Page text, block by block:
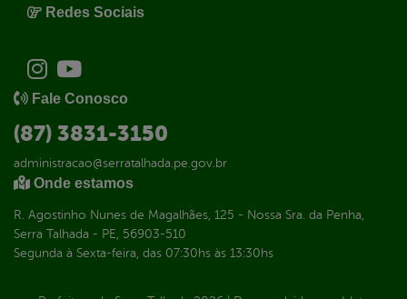
Redes Sociais
Fale Conosco
(87) 3831-3150
administracao@serratalhada.pe.gov.br
Onde estamos
R. Agostinho Nunes de Magalhães, 125 - Nossa Sra. da Penha,
Serra Talhada - PE, 56903-510
Segunda à Sexta-feira, das 07:30hs às 13:30hs